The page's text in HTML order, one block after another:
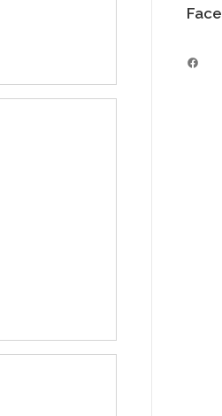
Facebook